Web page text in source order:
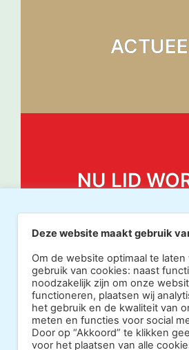
NU LID
Deze website maakt gebruik
Om de website optimaal te
gebruik van cookies: naast
noodzakelijk zijn om onze
functioneren, plaatsen wij
het gebruik en de kwaliteit van
meten en functies voor social
Door op “Akkoord” te klikken
voor het plaatsen van alle